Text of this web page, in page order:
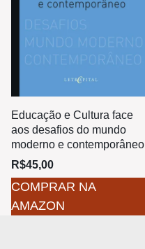
Educação e Cultura face
aos desafios do mundo
moderno e contemporâneo
R$45,00
COMPRAR NA
AMAZON